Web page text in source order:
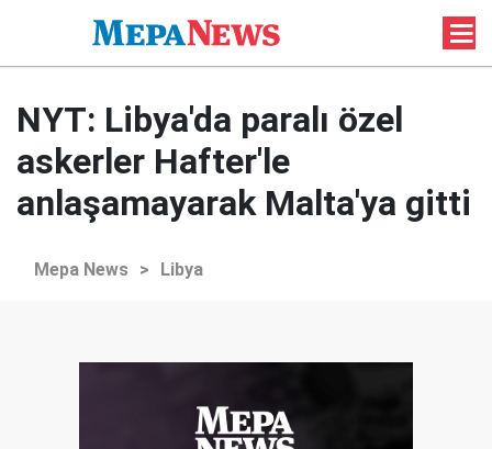
NYT: Libya'da paralı özel
askerler Hafter'le
anlaşamayarak Malta'ya gitti
Mepa News > Libya